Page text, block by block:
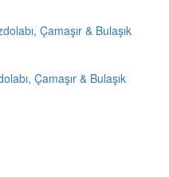
Çamaşır & Bulaşık
Çamaşır & Bulaşık